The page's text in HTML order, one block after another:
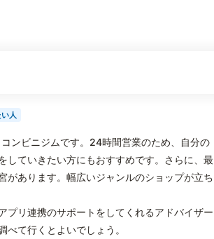
人
ンビニジムです。24時間営業のため、自分の
していきたい方にもおすすめです。さらに、最
があります。幅広いジャンルのショップが立ち
プリ連携のサポートをしてくれるアドバイザー
て行くとよいでしょう。